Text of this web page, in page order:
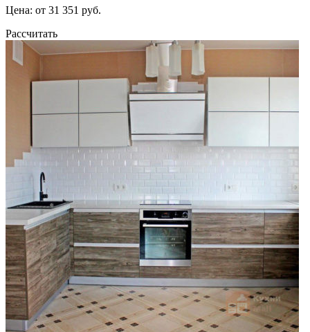
Цена: от 31 351 руб.
Рассчитать